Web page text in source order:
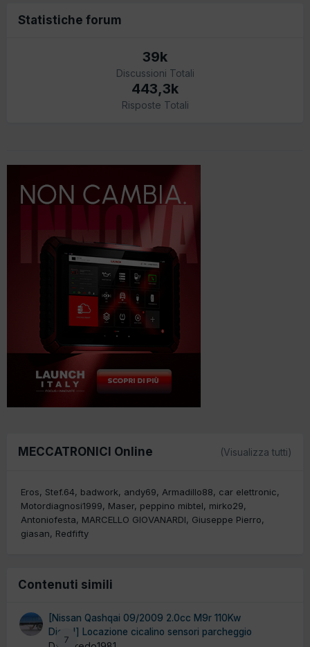
Statistiche forum
39k
Discussioni Totali
443,3k
Risposte Totali
MECCATRONICI Online (Visualizza tutti)
Eros Stef.64 badwork andy69 Armadillo88
car elettronic
Motordiagnosi1999
Maser peppino mibtel
mirko29
Antoniofesta
MARCELLO GIOVANARDI
Giuseppe Pierro
giasan
Redfifty
Contenuti simili
7
[Nissan Qashqai 09/2009 2.0cc M9r 110Kw
Diesel] Locazione cicalino sensori parcheggio